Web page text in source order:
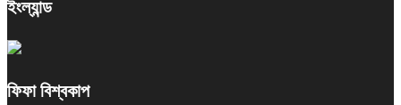
ইংল্যান্ড
ফিফা বিশ্বকাপ